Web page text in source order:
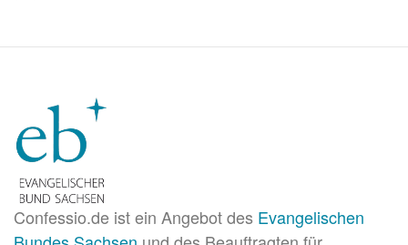
Confessio.de ist ein Angebot des Evangelischen